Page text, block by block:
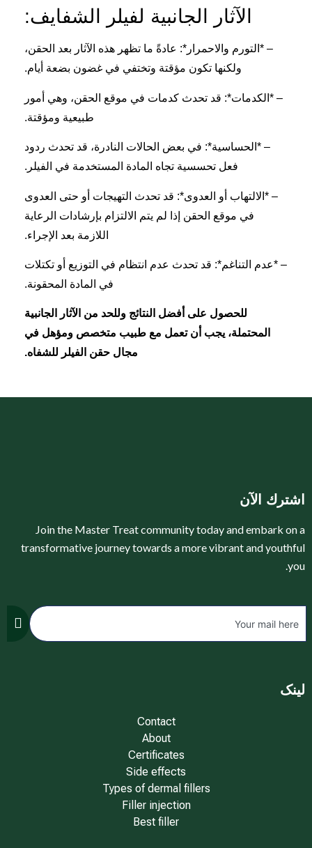
الآثار الجانبية لفيلر الشفايف:
– *التورم والاحمرار*: عادةً ما تظهر هذه الآثار بعد الحقن،
ولكنها تكون مؤقتة وتختفي في غضون بضعة أيام.
– *الكدمات*: قد تحدث كدمات في موقع الحقن، وهي أمور
طبيعية ومؤقتة.
– *الحساسية*: في بعض الحالات النادرة، قد تحدث ردود
فعل تحسسية تجاه المادة المستخدمة في الفيلر.
– *الالتهاب أو العدوى*: قد تحدث التهيجات أو حتى العدوى
في موقع الحقن إذا لم يتم الالتزام بإرشادات الرعاية
اللازمة بعد الإجراء.
– *عدم التناغم*: قد تحدث عدم انتظام في التوزيع أو تكتلات
في المادة المحقونة.
للحصول على أفضل النتائج وللحد من الآثار الجانبية
المحتملة، يجب أن تعمل مع طبيب متخصص ومؤهل في
مجال حقن الفيلر للشفاه.
اشترك الآن​
Join the Master Treat community today and embark on a
transformative journey towards a more vibrant and youthful
you.
لینک
Contact
About
Certificates
Side effects
Types of dermal fillers
Filler injection
Best filler